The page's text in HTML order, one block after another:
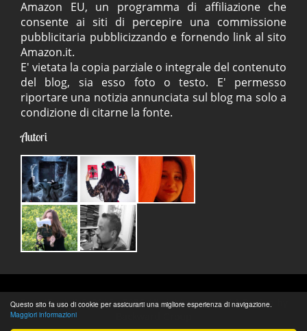
Questo sito fa uso di cookie per assicurarti una migliore esperienza di navigazione.
Maggiori informazioni
Amazon EU, un programma di affiliazione che
consente ai siti di percepire una commissione
pubblicitaria pubblicizzando e fornendo link al sito
Amazon.it.
E' vietata la copia parziale o integrale del contenuto
del blog, sia esso foto o testo. E' permesso
riportare una notizia annunciata sul blog ma solo a
condizione di citarne la fonte.
Autori
SweetBook.it© 2016 - 2026 All rights reserved | Design by